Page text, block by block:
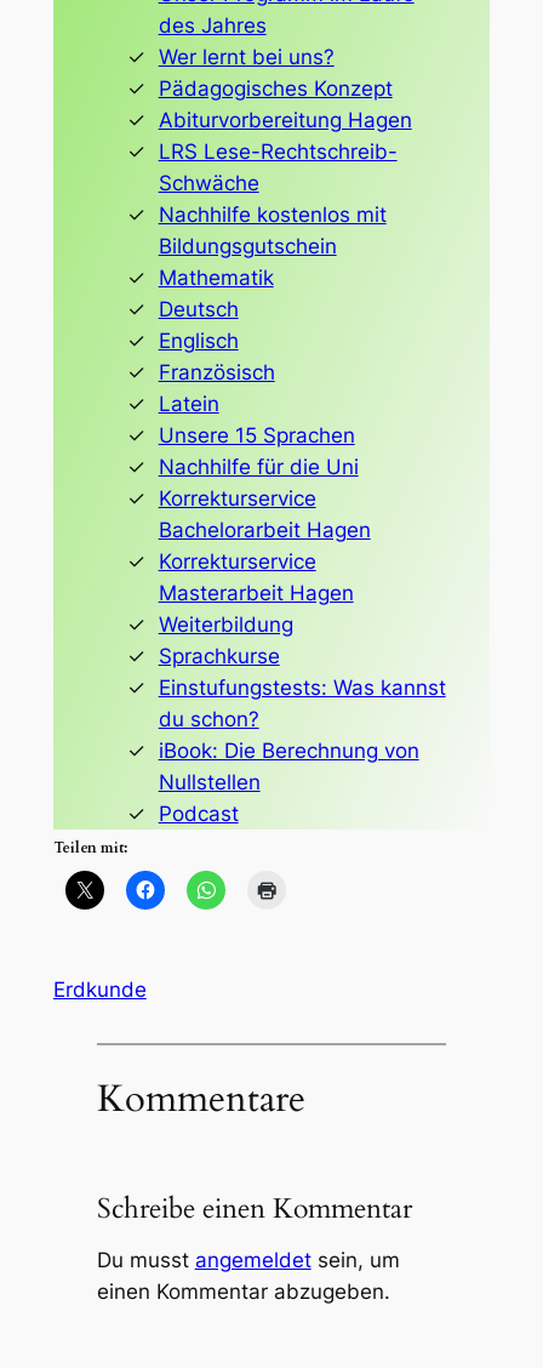
des Jahres
Wer lernt bei uns?
Pädagogisches Konzept
Abiturvorbereitung Hagen
LRS Lese-Rechtschreib-
Schwäche
Nachhilfe kostenlos mit
Bildungsgutschein
Mathematik
Deutsch
Englisch
Französisch
Latein
Unsere 15 Sprachen
Nachhilfe für die Uni
Korrekturservice
Bachelorarbeit Hagen
Korrekturservice
Masterarbeit Hagen
Weiterbildung
Sprachkurse
Einstufungstests: Was kannst
du schon?
iBook: Die Berechnung von
Nullstellen
Podcast
Teilen mit:
Erdkunde
Kommentare
Schreibe einen Kommentar
Du musst angemeldetsein, um
einen Kommentar abzugeben.